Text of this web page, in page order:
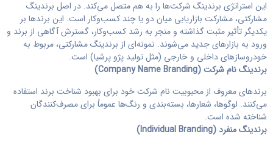
این استراتژی برندینگ شرکت‌ها را به هم متصل می‌کند. در اصل برندینگ
مشارکتی، مشارکت بازاریابی میان دو یا چند کسب‌وکار است. این برندها بر
یکدیگر تأثیر مثبت گذاشته و منجر به رشد کسب‌وکار، گسترش آگاهی از برند و
ورود به بازارهای جدید می‌شوند. نمونه‌ای از برندینگ مشارکتی، مربوط به
خودروسازهای داخلی و خارجی (مثل تولید پژو پرشیا) است.
برندینگ نام شرکت (Company Name Branding
)
برندهای معروف از محبوبیت نام شرکت خود برای بهبود شناخت برند استفاده
می‌کنند. لوگوها، شعارها، بسته‌بندی و رنگ‌ها عموماً برای مصرف‌کنندگان
شناخته شده است.
برندینگ منفرد (Individual Branding
)